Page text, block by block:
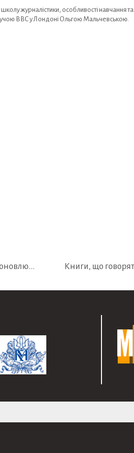
журналістики, особливості навчання
BBC у Лондоні Ольгою Мальчевською.
Вступ до МШЖ-2021. Серія відеовключень наших викладачів (оновлюється)